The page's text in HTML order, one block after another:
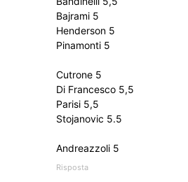
Bajrami 5
Henderson 5
Pinamonti 5
Cutrone 5
Di Francesco 5,5
Parisi 5,5
Stojanovic 5.5
Andreazzoli 5
Risposta